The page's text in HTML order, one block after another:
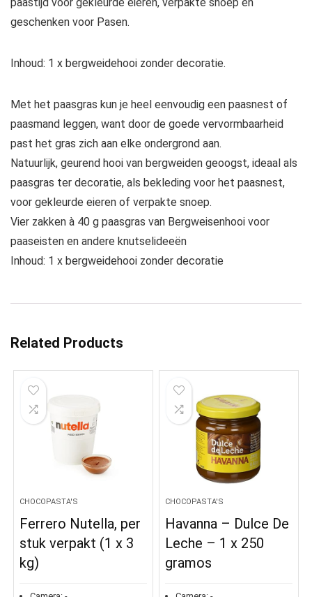
geschenken voor Pasen.
Inhoud: 1 x bergweidehooi zonder decoratie.
Met het paasgras kun je heel eenvoudig een paasnest of
paasmand leggen, want door de goede vervormbaarheid
past het gras zich aan elke ondergrond aan.
Natuurlijk, geurend hooi van bergweiden geoogst, ideaal als
paasgras ter decoratie, als bekleding voor het paasnest,
voor gekleurde eieren of verpakte snoep.
Vier zakken à 40 g paasgras van Bergweisenhooi voor
paaseisten en andere knutselideeën
Inhoud: 1 x bergweidehooi zonder decoratie
Related Products
CHOCOPASTA'S
Ferrero Nutella, per
stuk verpakt (1 x 3
kg)
CHOCOPASTA'S
Havanna – Dulce De
Leche – 1 x 250
gramos